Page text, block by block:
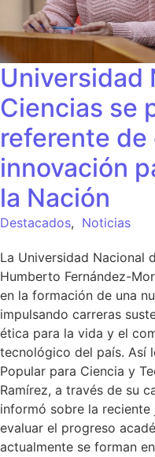
Universidad
Ciencias se
referente de
innovación
la Nación
Destacados, Noticias
La Universidad Nacional
Humberto Fernández-
en la formación de una
impulsando carreras
ética para la vida y el
tecnológico del país. Así
Popular para Ciencia y
Ramírez, a través de su
informó sobre la
evaluar el progreso
actualmente se forman